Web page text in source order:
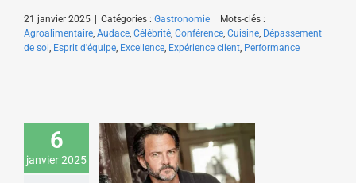
21 janvier 2025 | Catégories : Gastronomie | Mots-clés :
Agroalimentaire Audace Célébrité Conférence Cuisine Dépassement
de soi Esprit d'équipe Excellence Expérience client Performance
6
janvier 2025
Jérôme Kerviel donne
une conférence sur le
dépassement de soi
pour une société de